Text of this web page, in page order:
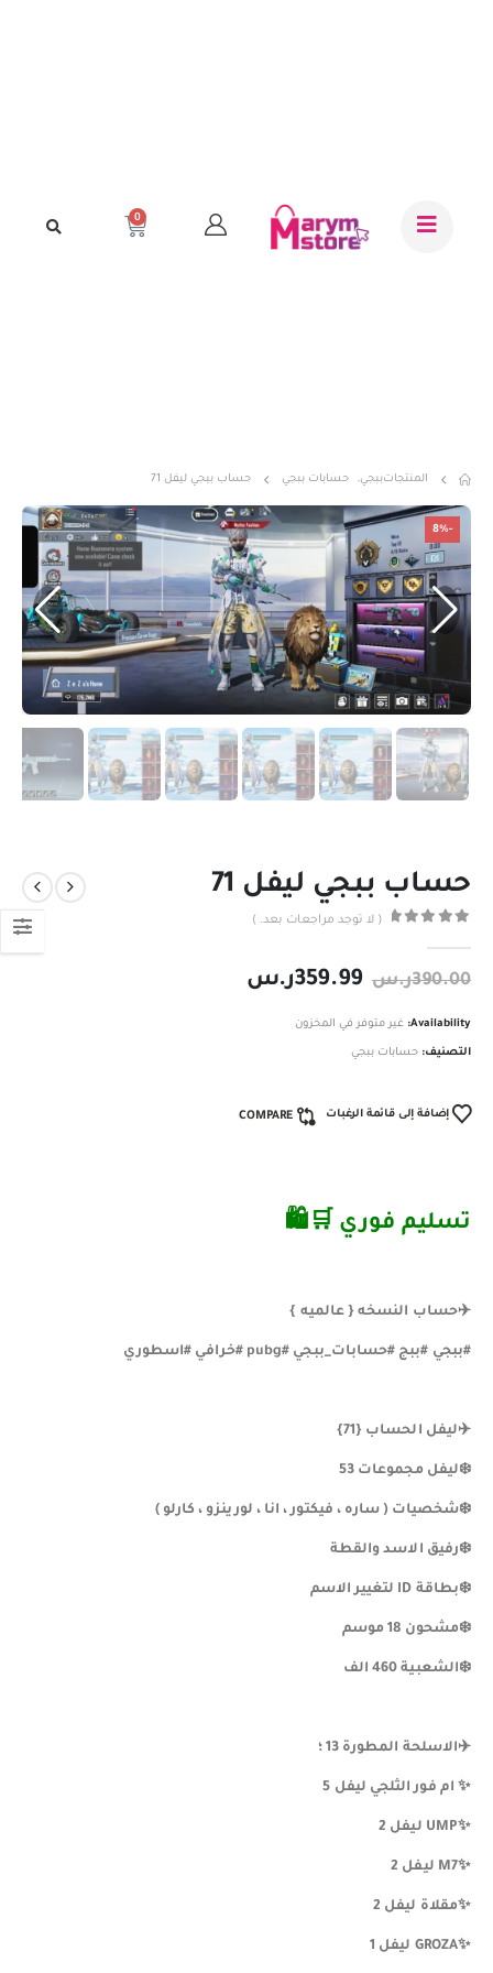
0
المنتجاتببجي, حسابات ببجي حساب ببجي ليفل 71
-8%
حساب ببجي ليفل 71
( لا توجد مراجعات بعد. )
390.00ر.س 359.99ر.س
Availability: غير متوفر في المخزون
التصنيف: حسابات ببجي
إضافة إلى قائمة الرغبات COMPARE
تسليم فوري ️🛒🛍
✈️حساب النسخه { عالميه }
#ببجي #ببج #حسابات_ببجي #pubg #خرافي #اسطوري
✈️ليفل الحساب {71}
❄️ليفل مجموعات 53
❄️شخصيات ( ساره ، فيكتور ، انا ، لورينزو ، كارلو )
❄️رفيق الاسد والقطة
❄️بطاقة ID لتغيير الاسم
❄️مشحون 18 موسم
❄️الشعبية 460 الف
✈️الاسلحة المطورة 13 ؛
✨️ ام فور الثلجي ليفل 5
✨️UMP ليفل 2
✨️M7 ليفل 2
✨️مقلاة ليفل 2
✨️GROZA ليفل 1